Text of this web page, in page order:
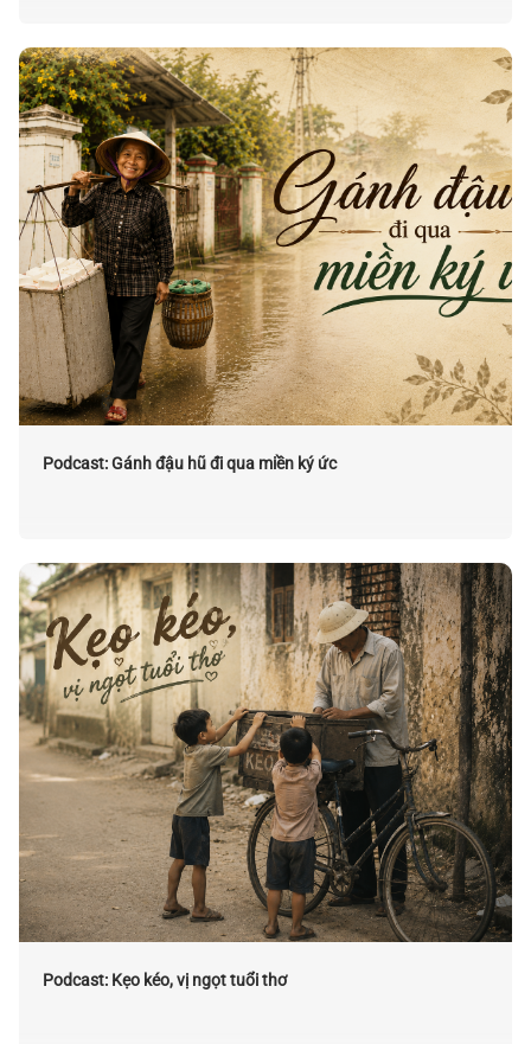
Podcast: Gánh đậu hũ đi qua miền ký ức
Podcast: Kẹo kéo, vị ngọt tuổi thơ